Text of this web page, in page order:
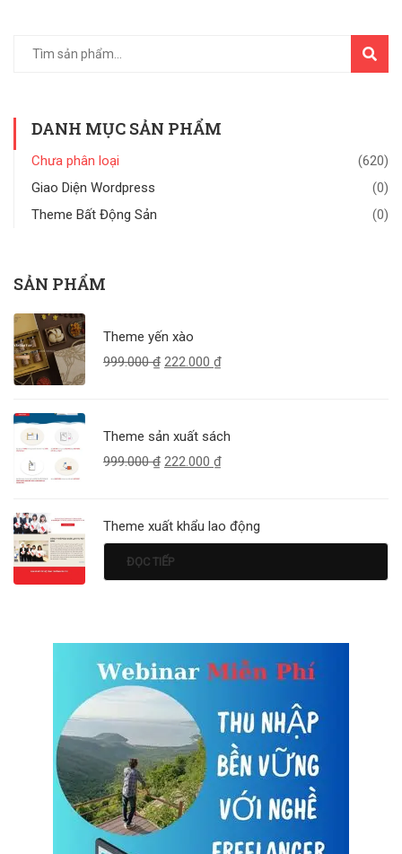
TÌM
KIẾM
DANH MỤC SẢN PHẨM
Chưa phân loại
(620)
Giao Diện Wordpress
(0)
Theme Bất Động Sản
(0)
SẢN PHẨM
Theme yến xào
999.000₫ 222.000 ₫
Theme sản xuất sách
999.000₫ 222.000 ₫
Theme xuất khẩu lao động
ĐỌC TIẾP